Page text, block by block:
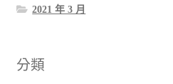
2021 年 3 月
分類